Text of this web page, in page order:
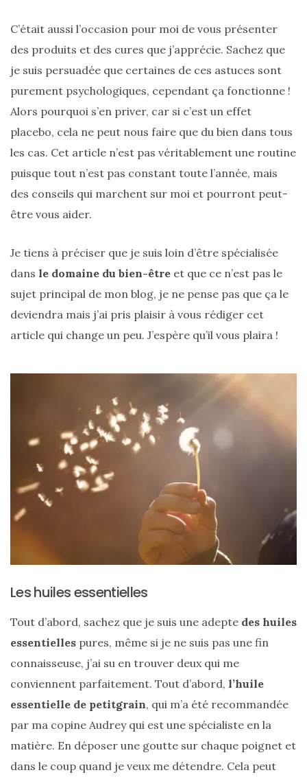
cuir
au
luxe
discret
Sac
tressé
:
mon
sur
shopper
chic
tendance
30/05/2026
C’était aussi l’occasion pour moi de vous présenter
des produits et des cures que j’apprécie. Sachez que
je suis persuadée que certaines de ces astuces sont
purement psychologiques, cependant ça fonctionne !
Alors pourquoi s’en priver, car si c’est un effet
placebo, cela ne peut nous faire que du bien dans tous
les cas. Cet article n’est pas véritablement une routine
puisque tout n’est pas constant toute l’année, mais
des conseils qui marchent sur moi et pourront peut-
être vous aider.
Je tiens à préciser que je suis loin d’être spécialisée
dans le domaine du bien-être et que ce n’est pas le
sujet principal de mon blog, je ne pense pas que ça le
deviendra mais j’ai pris plaisir à vous rédiger cet
article qui change un peu. J’espère qu’il vous plaira !
Les huiles essentielles
Tout d’abord, sachez que je suis une adepte des huiles
essentielles pures, même si je ne suis pas une fin
connaisseuse, j’ai su en trouver deux qui me
conviennent parfaitement. Tout d’abord, l’huile
essentielle de petitgrain, qui m’a été recommandée
par ma copine Audrey qui est une spécialiste en la
matière. En déposer une goutte sur chaque poignet et
dans le coup quand je veux me détendre. Cela peut